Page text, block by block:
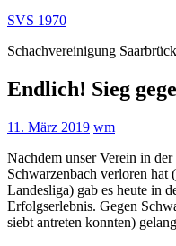
SVS 1970
Schachvereinigung
Endlich! Sieg
11. März 2019 wm
Nachdem unser Verein in
Schwarzenbach verloren hat
Landesliga) gab es heute in
Erfolgserlebnis. Gegen
siebt antreten konnten)